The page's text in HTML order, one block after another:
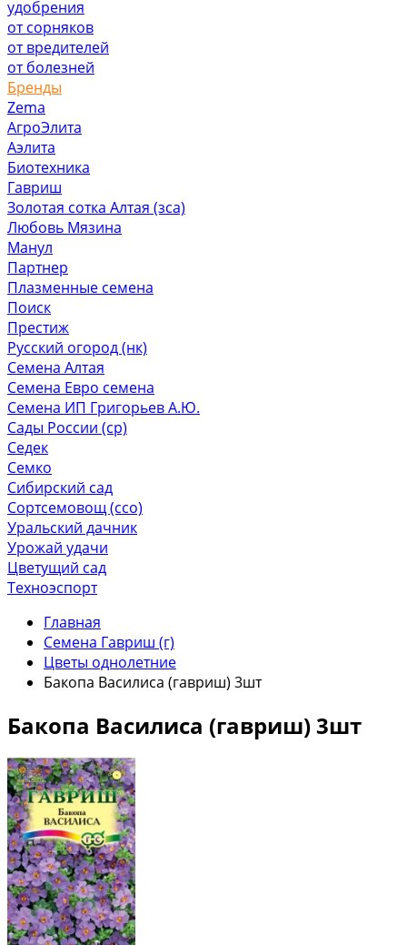
удобрения
от сорняков
от вредителей
от болезней
Бренды
Zema
АгроЭлита
Аэлита
Биотехника
Гавриш
Золотая сотка Алтая (зса)
Любовь Мязина
Манул
Партнер
Плазменные семена
Поиск
Престиж
Русский огород (нк)
Семена Алтая
Семена Евро семена
Семена ИП Григорьев А.Ю.
Сады России (ср)
Седек
Семко
Сибирский сад
Сортсемовощ (ссо)
Уральский дачник
Урожай удачи
Цветущий сад
Техноэспорт
Главная
Семена Гавриш (г)
Цветы однолетние
Бакопа Василиса (гавриш) 3шт
Бакопа Василиса (гавриш) 3шт